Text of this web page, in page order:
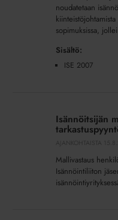
noudatetaan
sopimuksissa,
Sisältö:
ISE 2007
henkilötietojenIsännöitsijän
Mallivastaus
Isännöintiliiton